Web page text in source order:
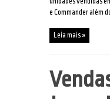
e Commander além
Leia mais »